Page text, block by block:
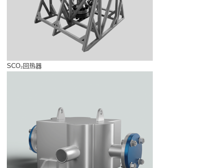
SCO₂回热器